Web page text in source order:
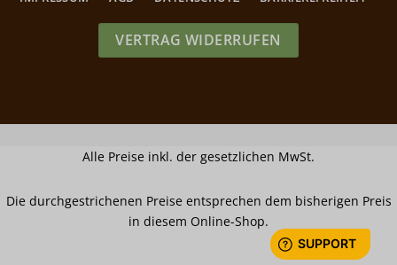
VERTRAG WIDERRUFEN
Alle Preise inkl. der gesetzlichen MwSt.
Die durchgestrichenen Preise entsprechen dem bisherigen Preis
in diesem Online-Shop.